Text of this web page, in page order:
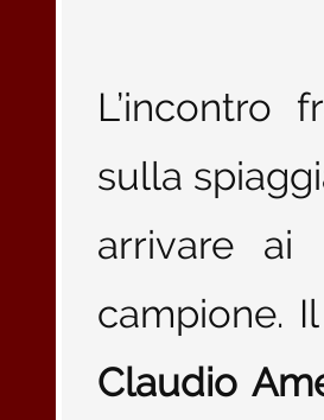
L’incontro
sulla
arrivare
campione.
Claudio